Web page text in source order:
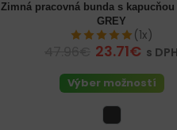
48 (M) pánske 52 (L) pánske 56
Zimná pracovná bunda s kapucňou
GREY
(1x)
23.71€ s DPH
Výber možností